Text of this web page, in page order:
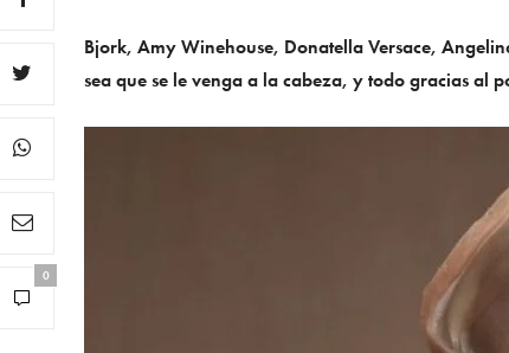
0
Bjork, Amy Winehouse, Donatella Versace,
sea que se le venga a la cabeza, y todo gracias al